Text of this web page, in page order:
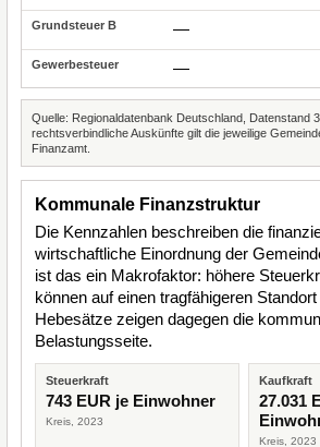
—
—
Quelle: Regionaldatenbank Deutschland, Datenstand
rechtsverbindliche Auskünfte gilt die jeweilige
Finanzamt.
Kommunale Finanzstruktur
Die Kennzahlen beschreiben die
wirtschaftliche Einordnung der
ist das ein Makrofaktor: höhere
können auf einen tragfähigeren
Hebesätze zeigen dagegen die
Belastungsseite.
Steuerkraft
743 EUR je Einwohner
Kreis, 2023
Kaufkraft
27.031
Kreis, 2023